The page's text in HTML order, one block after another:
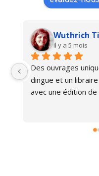
Wuthrich
il y a 5 mois
Des ouvrages
dingue et un
avec une édition